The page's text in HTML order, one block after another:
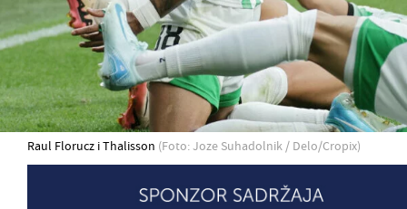
Raul Florucz i Thalisson (Foto: Joze Suhadolnik / Delo/Cropix)